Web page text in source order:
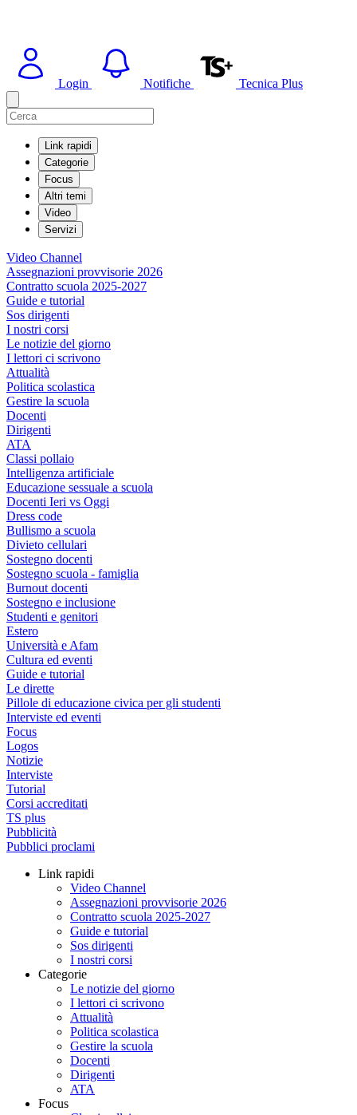
Login Notifiche Tecnica Plus
Link rapidi
Categorie
Focus
Altri temi
Video
Servizi
Video Channel
Assegnazioni provvisorie 2026
Contratto scuola 2025-2027
Guide e tutorial
Sos dirigenti
I nostri corsi
Le notizie del giorno
I lettori ci scrivono
Attualità
Politica scolastica
Gestire la scuola
Docenti
Dirigenti
ATA
Classi pollaio
Intelligenza artificiale
Educazione sessuale a scuola
Docenti Ieri vs Oggi
Dress code
Bullismo a scuola
Divieto cellulari
Sostegno docenti
Sostegno scuola - famiglia
Burnout docenti
Sostegno e inclusione
Studenti e genitori
Estero
Università e Afam
Cultura ed eventi
Guide e tutorial
Le dirette
Pillole di educazione civica per gli studenti
Interviste ed eventi
Focus
Logos
Notizie
Interviste
Tutorial
Corsi accreditati
TS plus
Pubblicità
Pubblici proclami
Link rapidi
Video Channel
Assegnazioni provvisorie 2026
Contratto scuola 2025-2027
Guide e tutorial
Sos dirigenti
I nostri corsi
Categorie
Le notizie del giorno
I lettori ci scrivono
Attualità
Politica scolastica
Gestire la scuola
Docenti
Dirigenti
ATA
Focus